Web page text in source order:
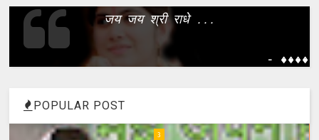
जय जय श्री राधे ...
- ����
POPULAR POST
4